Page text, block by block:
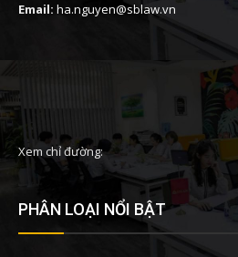
Email: ha.nguyen@sblaw.vn
Xem chỉ đường:
PHÂN LOẠI NỔI BẬT